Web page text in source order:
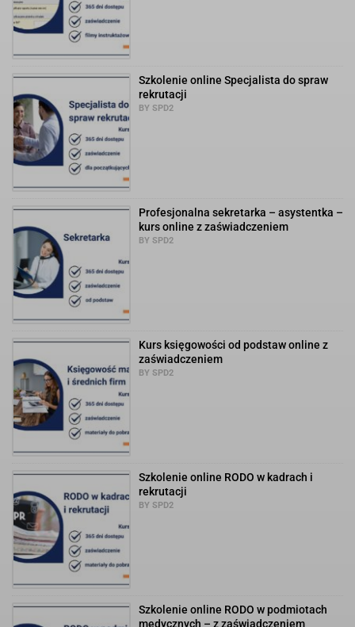
Szkolenie online Specjalista do spraw
rekrutacji
BY SPD2
Profesjonalna sekretarka – asystentka –
kurs online z zaświadczeniem
BY SPD2
Kurs księgowości od podstaw online z
zaświadczeniem
BY SPD2
Szkolenie online RODO w kadrach i
rekrutacji
BY SPD2
Szkolenie online RODO w podmiotach
medycznych – z zaświadczeniem